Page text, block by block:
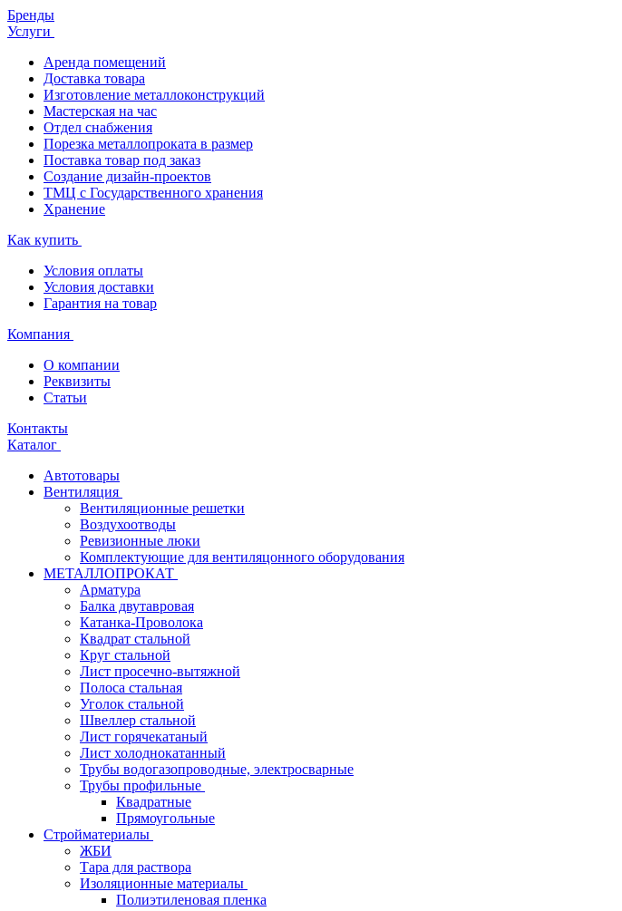
Бренды
Услуги
Аренда помещений
Доставка товара
Изготовление металлоконструкций
Мастерская на час
Отдел снабжения
Порезка металлопроката в размер
Поставка товар под заказ
Создание дизайн-проектов
ТМЦ с Государственного хранения
Хранение
Как купить
Условия оплаты
Условия доставки
Гарантия на товар
Компания
О компании
Реквизиты
Статьи
Контакты
Каталог
Автотовары
Вентиляция
Вентиляционные решетки
Воздухоотводы
Ревизионные люки
Комплектующие для вентиляцонного оборудования
МЕТАЛЛОПРОКАТ
Арматура
Балка двутавровая
Катанка-Проволока
Квадрат стальной
Круг стальной
Лист просечно-вытяжной
Полоса стальная
Уголок стальной
Швеллер стальной
Лист горячекатаный
Лист холоднокатанный
Трубы водогазопроводные, электросварные
Трубы профильные
Квадратные
Прямоугольные
Стройматериалы
ЖБИ
Тара для раствора
Изоляционные материалы
Полиэтиленовая пленка